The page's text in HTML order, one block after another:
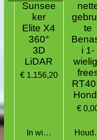
Sunsee
ker
Elite X4
360°
3D
LiDAR
€ 1.156,20
In winkelwagen
te
i 1-
€
Houd